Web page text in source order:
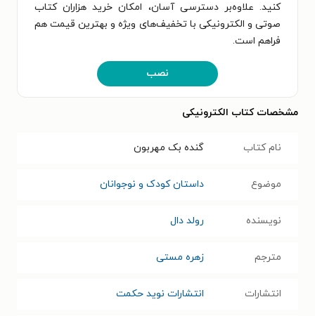
کنید. علاوه‌بر دسترسی آسان، امکان خرید هزاران کتاب
صوتی و الکترونیکی با تخفیف‌های ویژه و بهترین قیمت هم
فراهم است.
نصب
مشخصات کتاب الکترونیکی
نام کتاب گنده بک مهربون
موضوع داستان کودک و نوجوانان
نویسنده رولد دال
مترجم زهره مستی
انتشارات انتشارات نوید حکمت